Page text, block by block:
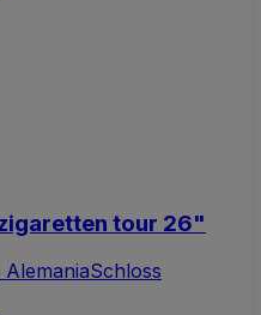
tour 26"
Schloss